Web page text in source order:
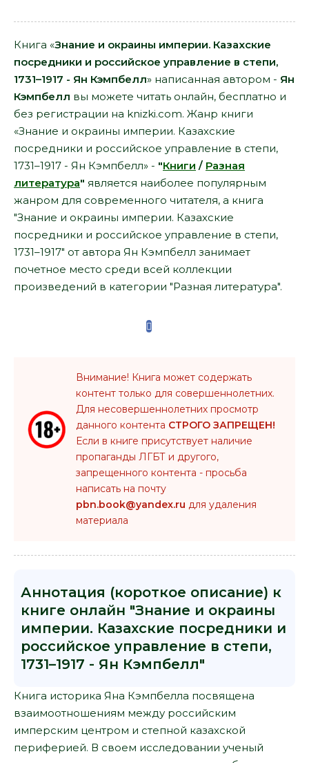
Книга «Знание и окраины империи. Казахские
посредники и российское управление в степи,
1731–1917 - Ян Кэмпбелл» написанная автором - Ян
Кэмпбелл вы можете читать онлайн, бесплатно и
без регистрации на knizki.com. Жанр книги
«Знание и окраины империи. Казахские
посредники и российское управление в степи,
1731–1917 - Ян Кэмпбелл» - "Книги / Разная
литература" является наиболее популярным
жанром для современного читателя, а книга
"Знание и окраины империи. Казахские
посредники и российское управление в степи,
1731–1917" от автора Ян Кэмпбелл занимает
почетное место среди всей коллекции
произведений в категории "Разная литература".
Внимание! Книга может содержать
контент только для совершеннолетних.
Для несовершеннолетних просмотр
данного контента СТРОГО ЗАПРЕЩЕН!
Если в книге присутствует наличие
пропаганды ЛГБТ и другого,
запрещенного контента - просьба
написать на почту
pbn.book@yandex.ru для удаления
материала
Аннотация (короткое описание) к
книге онлайн "Знание и окраины
империи. Казахские посредники и
российское управление в степи,
1731–1917 - Ян Кэмпбелл"
Книга историка Яна Кэмпбелла посвящена
взаимоотношениям между российским
имперским центром и степной казахской
периферией. В своем исследовании ученый